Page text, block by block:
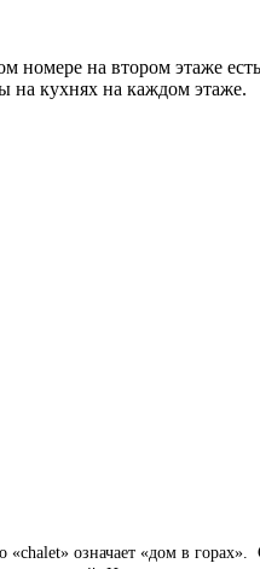
на втором этаже
на кухнях на каждом этаже.
означает «дом в